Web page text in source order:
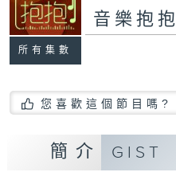
所有集數
音樂抱抱
您喜歡這個節目嗎?
簡介 GIST